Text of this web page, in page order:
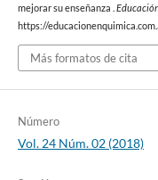
mejorar su enseñanza .
https://
Más formatos de cita
Número
Vol. 24 Núm. 02 (2018)